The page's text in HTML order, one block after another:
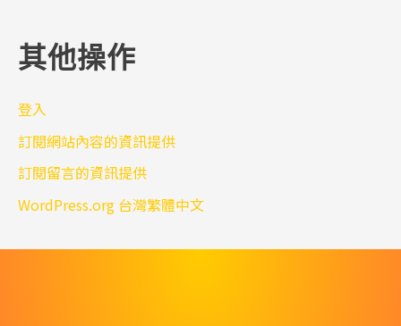
其他操作
登入
訂閱網站內容的資訊提供
訂閱留言的資訊提供
WordPress.org 台灣繁體中文